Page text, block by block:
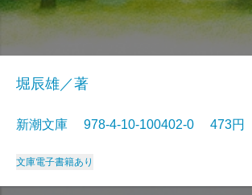
堀辰雄／著
新潮文庫 978-4-10-100402-0 473円
文庫電子書籍あり